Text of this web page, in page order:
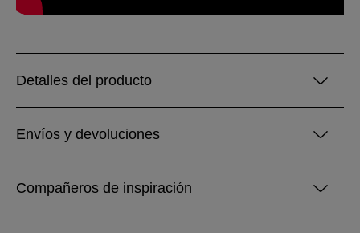
Detalles del producto
Envíos y devoluciones
Compañeros de inspiración